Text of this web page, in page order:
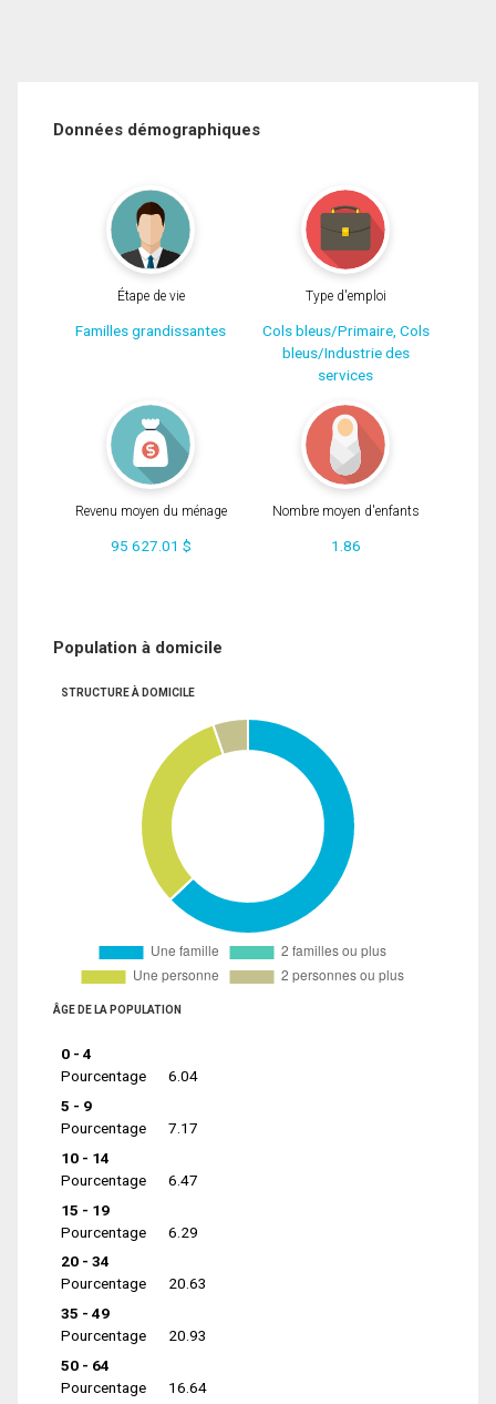
Données démographiques
Étape de vie
Familles grandissantes
Type d'emploi
Cols bleus/Primaire, Cols
bleus/Industrie des
services
Revenu moyen du ménage
95 627.01 $
Nombre moyen d'enfants
1.86
Population à domicile
STRUCTURE À DOMICILE
ÂGE DE LA POPULATION
0 - 4
Pourcentage
6.04
5 - 9
Pourcentage
7.17
10 - 14
Pourcentage
6.47
15 - 19
Pourcentage
6.29
20 - 34
Pourcentage
20.63
35 - 49
Pourcentage
20.93
50 - 64
Pourcentage
16.64